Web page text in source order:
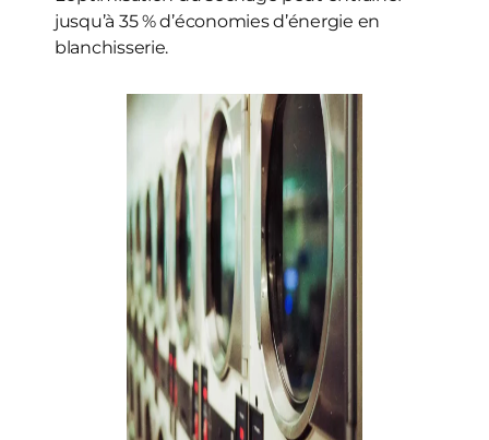
jusqu’à 35 % d’économies d’énergie en
blanchisserie.